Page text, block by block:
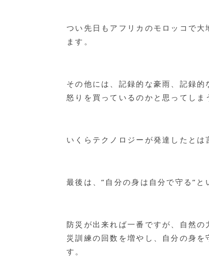
つい先日もアフリカのモロッコで
ます。
その他には、記録的な豪雨、記録
怒りを買っているのかと思ってしま
いくらテクノロジーが発達したとは
最後は、”自分の身は自分で守る”
防災が出来れば一番ですが、自然
災訓練の回数を増やし、自分の身
す。